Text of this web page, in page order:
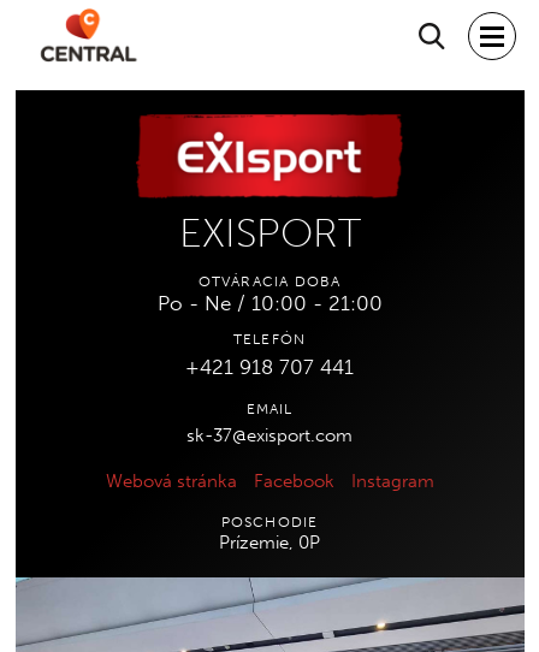
Hľadať
EXISPORT
OTVÁRACIA DOBA
Po - Ne / 10:00 - 21:00
TELEFÓN
+421 918 707 441
EMAIL
sk-37@exisport.com
Webová stránka Facebook Instagram
POSCHODIE
Prízemie, 0P